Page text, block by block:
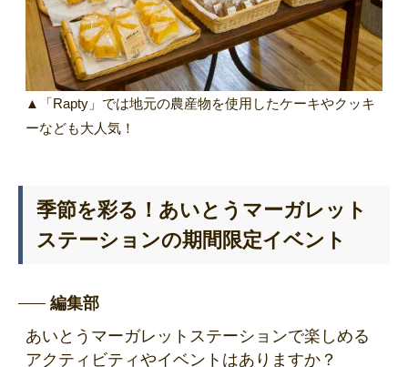
▲「Rapty」では地元の農産物を使用したケーキやクッキ
ーなども大人気！
季節を彩る！あいとうマーガレット
ステーションの期間限定イベント
編集部
あいとうマーガレットステーションで楽しめる
アクティビティやイベントはありますか？